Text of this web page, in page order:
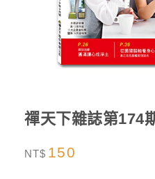
禪天下雜誌第174
NT$ 150